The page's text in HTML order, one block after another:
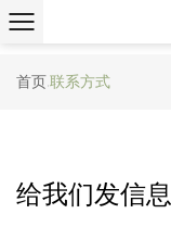
首页 联系方式
给我们发信息